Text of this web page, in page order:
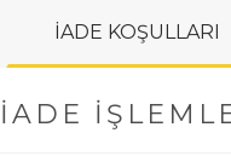
İADE KOŞULLARI
İADE